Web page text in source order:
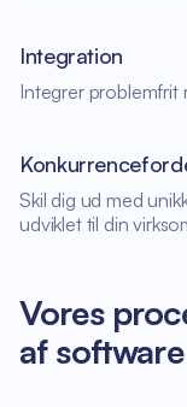
Integration
Integrer problemfrit
Skil dig ud med
udviklet til din
Vores
af software